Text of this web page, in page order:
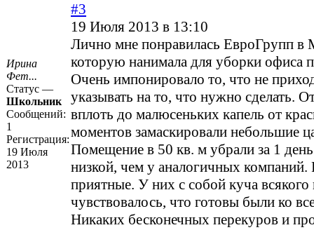
Ирина
Фет...
Статус —
Школьник
Сообщений:
1
Регистрация:
19 Июля
2013
#3
19 Июля 2013 в 13:10
Лично мне понравилась ЕвроГрупп в
которую нанимала для уборки офиса
Очень импонировало то, что не
указывать на то, что нужно сделать.
вплоть до малюсеньких капель от
моментов замаскировали небольшие
Помещение в 50 кв. м убрали за 1
низкой, чем у аналогичных компаний.
приятные. У них с собой куча всякого
чувствовалось, что готовы были ко
Никаких бесконечных перекуров и